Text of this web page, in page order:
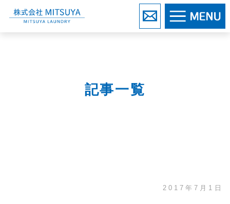
株式会社MITSUYA お問い合わせ
記事一覧
2017年7月1日